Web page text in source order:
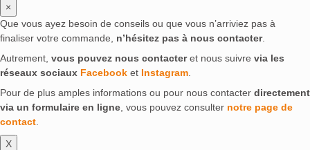
×
Que vous ayez besoin de conseils ou que vous n’arriviez pas à
finaliser votre commande, n’hésitez pas à nous contacter.
Autrement, vous pouvez nous contacteret nous suivre via les
réseaux sociaux Facebook et Instagram
Pour de plus amples informations ou pour nous contacter directement
via un formulaire en ligne , vous pouvez consulter notre page de
contact
X